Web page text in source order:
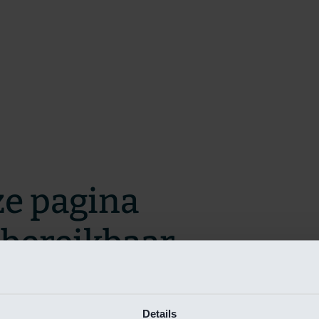
Details
pagina
zo snel mogelijk te verhelpen.